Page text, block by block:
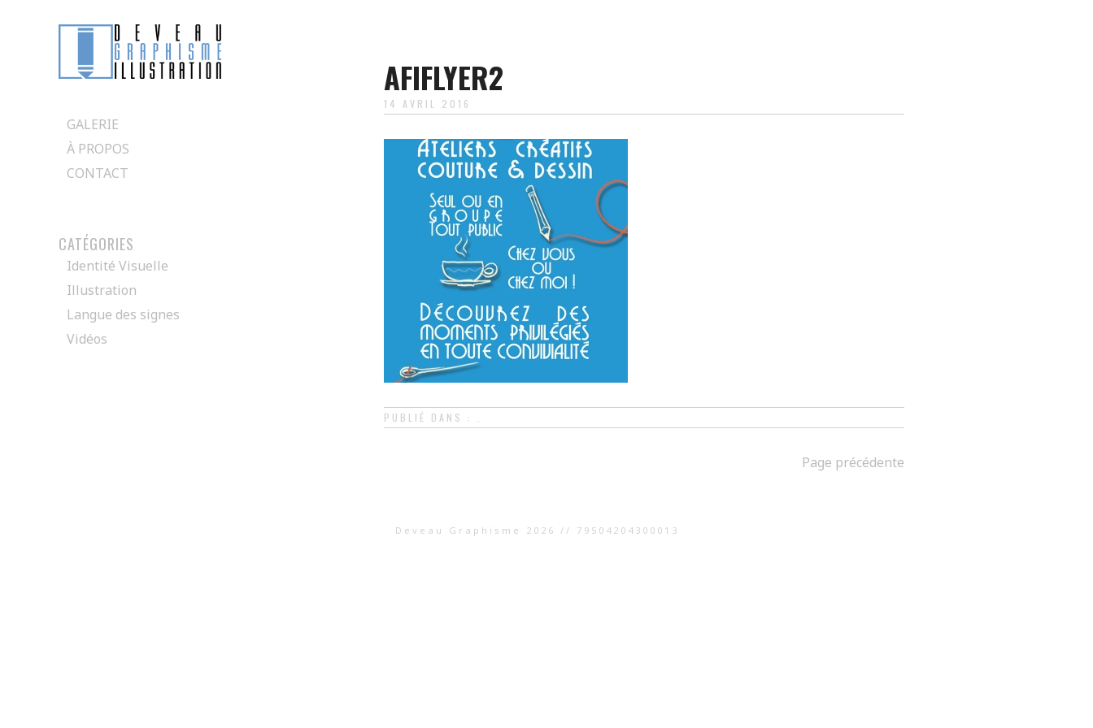
au
contenu
GALERIE
À PROPOS
CONTACT
CATÉGORIES
Identité Visuelle
Illustration
Langue des signes
Vidéos
AFIFLYER2
14 AVRIL 2016
PUBLIÉ DANS : .
Page précédente
Deveau Graphisme 2026 // 79504204300013